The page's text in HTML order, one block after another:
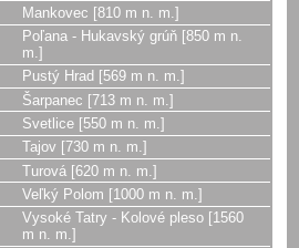
Mankovec [810 m n. m.]
Poľana - Hukavský grúň [850 m n.
m.]
Pustý Hrad [569 m n. m.]
Šarpanec [713 m n. m.]
Svetlice [550 m n. m.]
Tajov [730 m n. m.]
Turová [620 m n. m.]
Veľký Polom [1000 m n. m.]
Vysoké Tatry - Kolové pleso [1560
m n. m.]